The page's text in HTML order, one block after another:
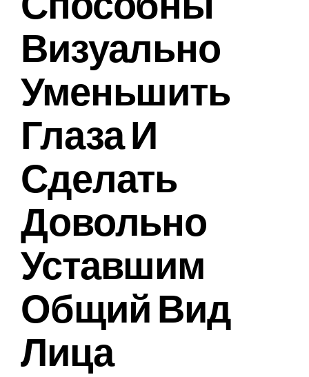
Визуально
Уменьшить
Глаза И
Сделать
Довольно
Уставшим
Общий Вид
Лица